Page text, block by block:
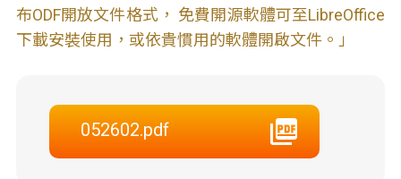
布ODF開放文件格式， 免費開源軟體可至LibreOffice
下載安裝使用，或依貴慣用的軟體開啟文件。」
052602.pdf